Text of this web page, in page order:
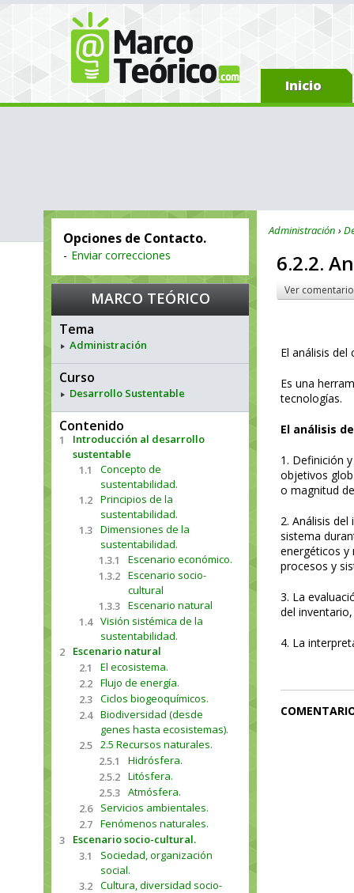
Inicio
Opciones de Contacto.
- Enviar correcciones
MARCO TEÓRICO
Tema
Administración
Curso
Desarrollo Sustentable
Contenido
1
Introducción al desarrollo
sustentable
1.1
Concepto de
sustentabilidad.
1.2 Principios de la
sustentabilidad.
1.3 Dimensiones de la
sustentabilidad.
1.3.1
Escenario económico.
1.3.2 Escenario socio-
cultural
1.3.3 Escenario natural
1.4 Visión sistémica de la
sustentabilidad.
2
Escenario natural
2.1
El ecosistema.
2.2 Flujo de energía.
2.3 Ciclos biogeoquímicos.
2.4 Biodiversidad (desde
genes hasta ecosistemas).
2.5 2.5 Recursos naturales.
2.5.1
Hidrósfera.
2.5.2 Litósfera.
2.5.3 Atmósfera.
2.6
Servicios ambientales.
2.7 Fenómenos naturales.
3
Escenario socio-cultural.
3.1
Sociedad, organización
social.
3.2 Cultura, diversidad socio-
Administración
6.2.2.
Ver
El análisis
Es una
tecnologías.
El análisis
1. Definición
objetivos
o magnitud
2. Análisis
sistema
energéticos y
procesos y
3. La
del
4. La